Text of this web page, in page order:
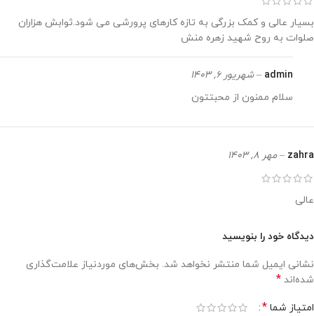
بسیار عالی و کمک بزرگی به تازه کارهای پرورشی می شود.ثوابش هزاران
صلوات به روح شهید زهره منش
admin
– شهریور 6, 1403
سلام ممنون از محبتتون
zahra
– مهر 8, 1403
عالی
دیدگاه خود را بنویسید
نشانی ایمیل شما منتشر نخواهد شد. بخش‌های موردنیاز علامت‌گذاری
شده‌اند *
امتیاز شما *